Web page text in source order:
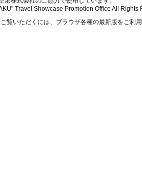
Travel Showcase Promotion Office All Rights
覧いただくには、ブラウザ各種の最新版をご利